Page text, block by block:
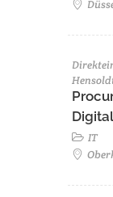
IT